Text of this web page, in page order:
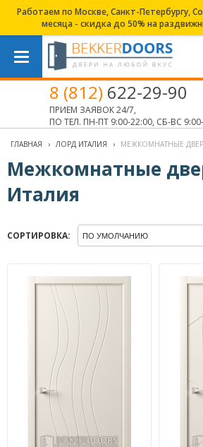
Работаем по Москве, Санкт-Петербургу,
месяца - скидка до 50% на
8 (812) 622-29-90
ПРИЕМ ЗАЯВОК 24/7,
ПО ТЕЛ. ПН-ПТ 9:00-22:00, СБ-ВС
ГЛАВНАЯ › ЛОРД ИТАЛИЯ › МЕЖКОМНАТНЫЕ
Межкомнатные
Италия
СОРТИРОВКА: